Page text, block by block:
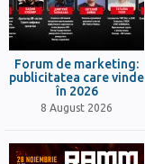
Forum de marketing:
publicitatea care vinde
în 2026
8 August 2026